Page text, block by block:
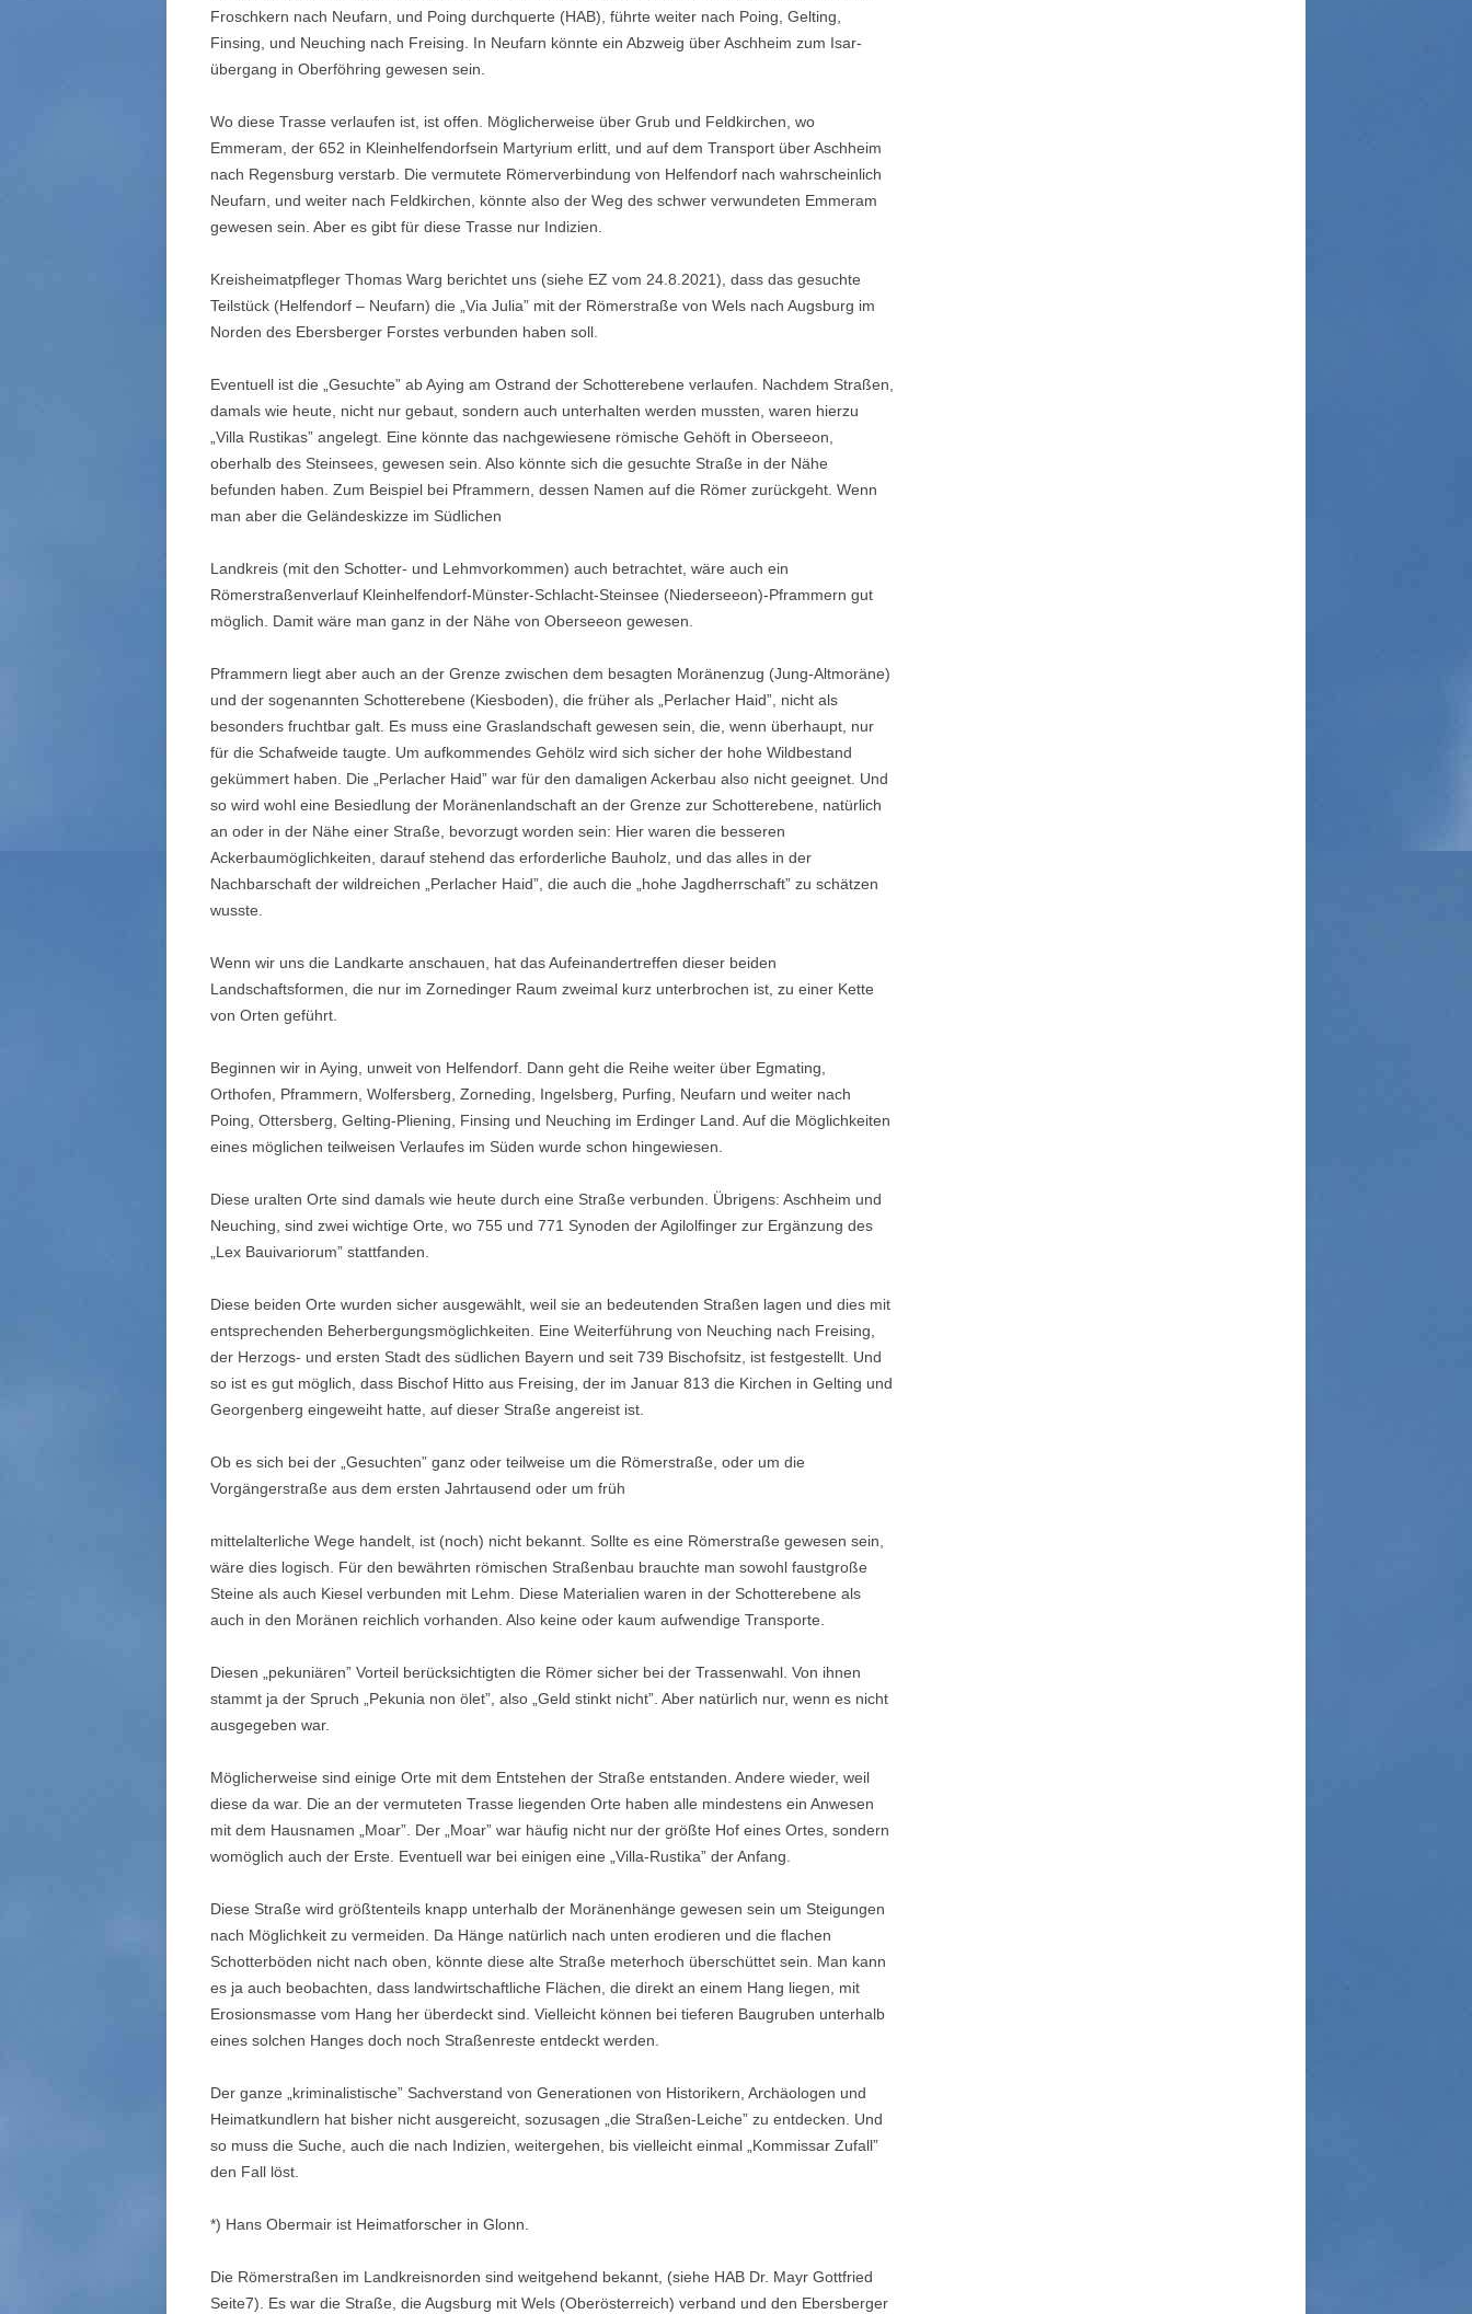
Froschkern nach Neufarn, und Poing durch­querte (HAB), führte weiter nach Poing, Gelting,
Finsing, und Neuching nach Freising. In Neufarn könnte ein Abzweig über Aschheim zum Isar­
übergang in Oberföhring gewesen sein.
Wo diese Trasse verlaufen ist, ist offen. Möglicherweise über Grub und Feldkirchen, wo
Emmeram, der 652 in Kleinhelfendorfsein Martyrium er­litt, und auf dem Transport über Aschheim
nach Regensburg verstarb. Die vermutete Römerverbindung von Helfendorf nach wahrscheinlich
Neuf­arn, und weiter nach Feldkirchen, könnte also der Weg des schwer ver­wundeten Emmeram
gewesen sein. Aber es gibt für diese Trasse nur Indi­zien.
Kreisheimatpfleger Thomas Warg berichtet uns (siehe EZ vom 24.8.2021), dass das gesuchte
Teilstück (Helfendorf – Neufarn) die „Via Julia” mit der Römerstraße von Wels nach Augsburg im
Norden des Ebersberger Forstes verbunden haben soll.
Eventuell ist die „Gesuchte” ab Aying am Ostrand der Schotterebene ver­laufen. Nachdem Straßen,
damals wie heute, nicht nur gebaut, sondern auch unterhalten werden mussten, waren hierzu
„Villa Rustikas” angelegt. Eine könnte das nachgewiesene römische Gehöft in Oberseeon,
oberhalb des Steinsees, gewesen sein. Also könnte sich die gesuchte Straße in der Nähe
befunden haben. Zum Beispiel bei Pframmern, dessen Namen auf die Römer zurückgeht. Wenn
man aber die Geländeskizze im Südlichen
Landkreis (mit den Schotter- und Lehmvorkommen) auch betrachtet, wäre auch ein
Römerstraßenverlauf Kleinhelfendorf-Münster-Schlacht-Steinsee (Niederseeon)-Pframmern gut
möglich. Damit wäre man ganz in der Nähe von Oberseeon gewesen.
Pframmern liegt aber auch an der Grenze zwischen dem besagten Morä­nenzug (Jung-Altmoräne)
und der sogenannten Schotterebene (Kiesbo­den), die früher als „Perlacher Haid”, nicht als
besonders fruchtbar galt. Es muss eine Graslandschaft gewesen sein, die, wenn überhaupt, nur
für die Schafweide taugte. Um aufkommendes Gehölz wird sich sicher der hohe Wildbestand
gekümmert haben. Die „Perlacher Haid” war für den damali­gen Ackerbau also nicht geeignet. Und
so wird wohl eine Besiedlung der Moränenlandschaft an der Grenze zur Schotterebene, natürlich
an oder in der Nähe einer Straße, bevorzugt worden sein: Hier waren die besseren
Ackerbaumöglichkeiten, darauf stehend das erforderliche Bauholz, und das alles in der
Nachbarschaft der wildreichen „Perlacher Haid”, die auch die „hohe Jagdherrschaft” zu schätzen
wusste.
Wenn wir uns die Landkarte anschauen, hat das Aufeinandertreffen dieser beiden
Landschaftsformen, die nur im Zornedinger Raum zweimal kurz unterbrochen ist, zu einer Kette
von Orten geführt.
Beginnen wir in Aying, unweit von Helfendorf. Dann geht die Reihe weiter über Egmating,
Orthofen, Pframmern, Wolfersberg, Zorneding, Ingelsberg, Purfing, Neufarn und weiter nach
Poing, Ottersberg, Gelting-Pliening, Finsing und Neuching im Erdinger Land. Auf die Möglichkeiten
eines mögli­chen teilweisen Verlaufes im Süden wurde schon hingewiesen.
Diese uralten Orte sind damals wie heute durch eine Straße verbunden. Übrigens: Aschheim und
Neuching, sind zwei wichtige Orte, wo 755 und 771 Synoden der Agilolfinger zur Ergänzung des
„Lex Bauivariorum” statt­fanden.
Diese beiden Orte wurden sicher ausgewählt, weil sie an bedeutenden Straßen lagen und dies mit
entsprechenden Beherbergungsmöglichkeiten. Eine Weiterführung von Neuching nach Freising,
der Herzogs- und ersten Stadt des südlichen Bayern und seit 739 Bischofsitz, ist festgestellt. Und
so ist es gut möglich, dass Bischof Hitto aus Freising, der im Januar 813 die Kirchen in Gelting und
Georgenberg eingeweiht hatte, auf dieser Straße angereist ist.
Ob es sich bei der „Gesuchten” ganz oder teilweise um die Römerstraße, oder um die
Vorgängerstraße aus dem ersten Jahrtausend oder um früh­
mittelalterliche Wege handelt, ist (noch) nicht bekannt. Sollte es eine Rö­merstraße gewesen sein,
wäre dies logisch. Für den bewährten römischen Straßenbau brauchte man sowohl faustgroße
Steine als auch Kiesel ver­bunden mit Lehm. Diese Materialien waren in der Schotterebene als
auch in den Moränen reichlich vorhanden. Also keine oder kaum aufwendige Transporte.
Diesen „pekuniären” Vorteil berücksichtigten die Römer sicher bei der Trassenwahl. Von ihnen
stammt ja der Spruch „Pekunia non ölet”, also „Geld stinkt nicht”. Aber natürlich nur, wenn es nicht
ausgegeben war.
Möglicherweise sind einige Orte mit dem Entstehen der Straße entstan­den. Andere wieder, weil
diese da war. Die an der vermuteten Trasse lie­genden Orte haben alle mindestens ein Anwesen
mit dem Hausnamen „Moar”. Der „Moar” war häufig nicht nur der größte Hof eines Ortes, son­dern
womöglich auch der Erste. Eventuell war bei einigen eine „Villa-Rusti­ka” der Anfang.
Diese Straße wird größtenteils knapp unterhalb der Moränenhänge gewe­sen sein um Steigungen
nach Möglichkeit zu vermeiden. Da Hänge natür­lich nach unten erodieren und die flachen
Schotterböden nicht nach oben, könnte diese alte Straße meterhoch überschüttet sein. Man kann
es ja auch beobachten, dass landwirtschaftliche Flächen, die direkt an einem Hang liegen, mit
Erosionsmasse vom Hang her überdeckt sind. Vielleicht können bei tieferen Baugruben unterhalb
eines solchen Hanges doch noch Straßenreste entdeckt werden.
Der ganze „kriminalistische” Sachverstand von Generationen von Histori­kern, Archäologen und
Heimatkundlern hat bisher nicht ausgereicht, sozu­sagen „die Straßen-Leiche” zu entdecken. Und
so muss die Suche, auch die nach Indizien, weitergehen, bis vielleicht einmal „Kommissar Zufall”
den Fall löst.
*) Hans Obermair ist Heimatforscher in Glonn.
Die Römerstraßen im Landkreisnorden sind weitgehend bekannt, (siehe HAB Dr. Mayr Gottfried
Seite7). Es war die Straße, die Augsburg mit Wels (Oberösterreich) verband und den Ebersberger